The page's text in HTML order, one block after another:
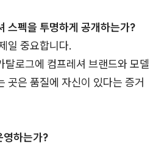
스펙을 투명하게 공개하는가?
일 중요합니다.
탈로그에 컴프레셔 브랜드와 모델
곳은 품질에 자신이 있다는 증거
하는가?